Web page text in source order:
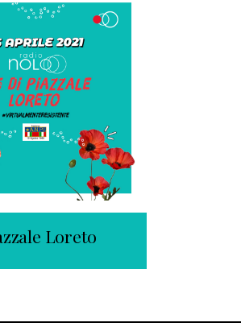
Loreto